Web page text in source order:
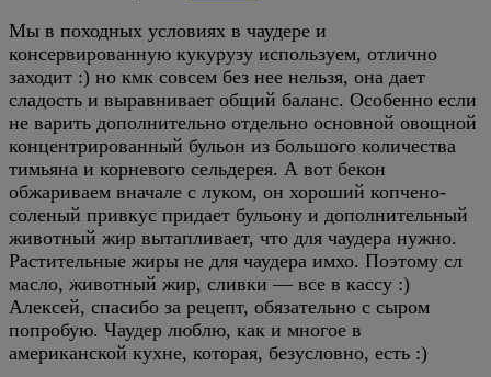
Мы в походных условиях в чаудере и
консервированную кукурузу используем, отлично
заходит :) но кмк совсем без нее нельзя, она дает
сладость и выравнивает общий баланс. Особенно если
не варить дополнительно отдельно основной овощной
концентрированный бульон из большого количества
тимьяна и корневого сельдерея. А вот бекон
обжариваем вначале с луком, он хороший копчено-
соленый привкус придает бульону и дополнительный
животный жир вытапливает, что для чаудера нужно.
Растительные жиры не для чаудера имхо. Поэтому сл
масло, животный жир, сливки — все в кассу :)
Алексей, спасибо за рецепт, обязательно с сыром
попробую. Чаудер люблю, как и многое в
американской кухне, которая, безусловно, есть :)